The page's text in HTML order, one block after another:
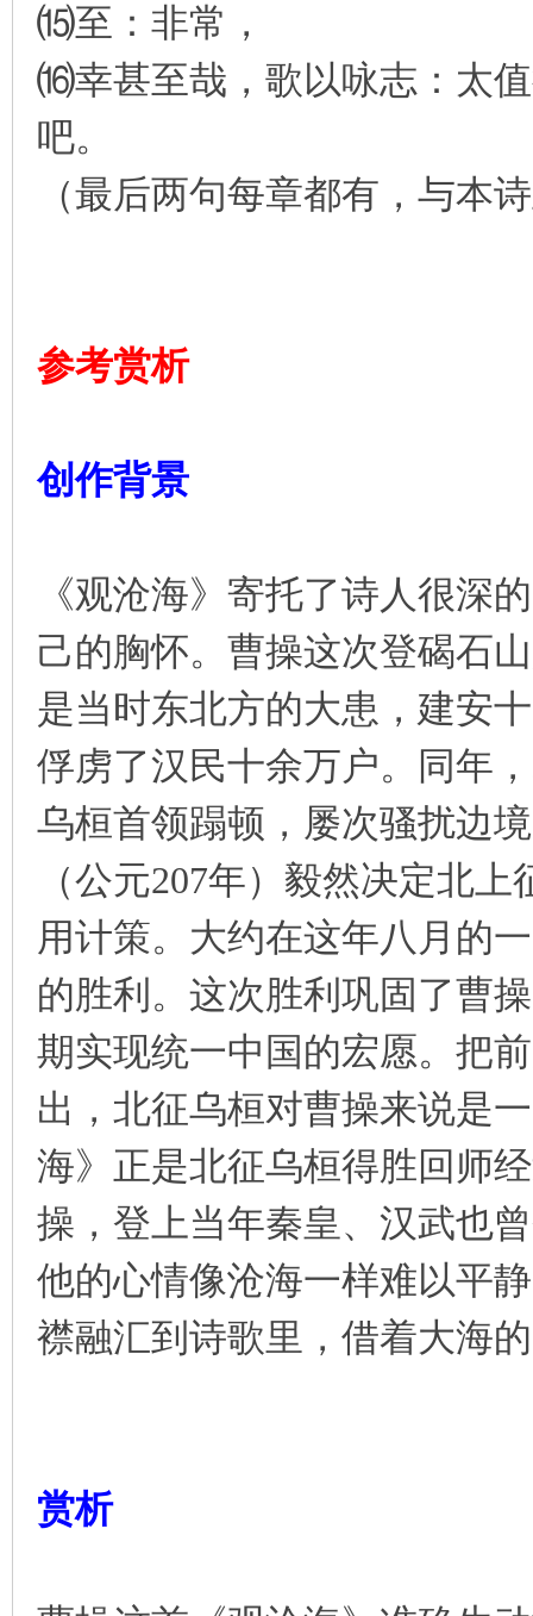
⒂至：非常，
⒃幸甚至哉，歌以咏志：太
吧。
（最后两句每章都有，与本
参考赏析
创作背景
《观沧海》寄托了诗人很深
己的胸怀。曹操这次登碣石
是当时东北方的大患，建安
俘虏了汉民十余万户。同年
乌桓首领蹋顿，屡次骚扰边
（公元207年）毅然决定北
用计策。大约在这年八月的
的胜利。这次胜利巩固了曹
期实现统一中国的宏愿。把
出，北征乌桓对曹操来说是
海》正是北征乌桓得胜回师
操，登上当年秦皇、汉武也
他的心情像沧海一样难以平
襟融汇到诗歌里，借着大海
赏析